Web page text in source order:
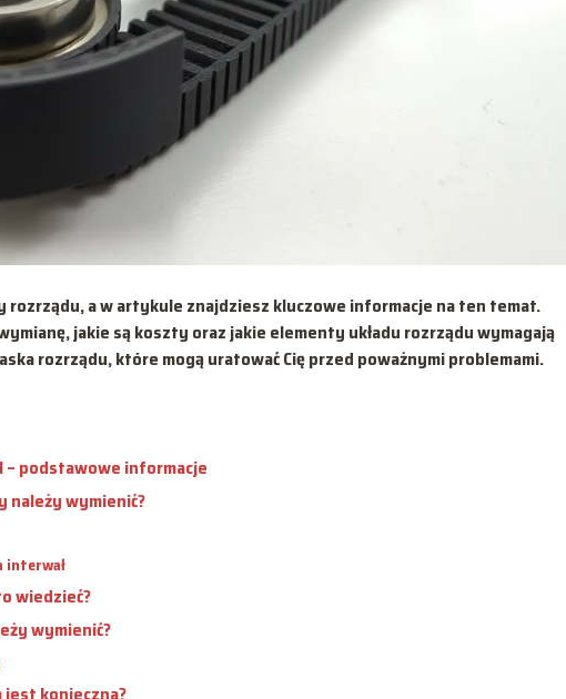
rozrządu, a w artykule znajdziesz kluczowe informacje na ten temat.
jakie są koszty oraz jakie elementy układu rozrządu wymagają
rozrządu, które mogą uratować Cię przed poważnymi problemami.
– podstawowe informacje
należy wymienić?
interwał
wiedzieć?
wymienić?